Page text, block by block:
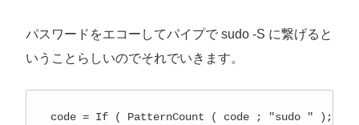
パスワードをエコーしてパイプで sudo -S に繋げると
いうことらしいのでそれでいきます。
code = If ( PatternCount ( code ; "sudo " );